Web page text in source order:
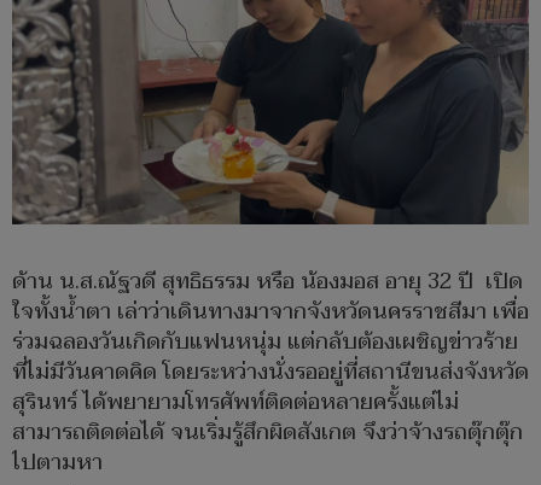
ด้าน น.ส.ณัฐวดี สุทธิธรรม หรือ น้องมอส อายุ 32 ปี เปิด
ใจทั้งน้ำตา เล่าว่าเดินทางมาจากจังหวัดนครราชสีมา เพื่อ
ร่วมฉลองวันเกิดกับแฟนหนุ่ม แต่กลับต้องเผชิญข่าวร้าย
ที่ไม่มีวันคาดคิด โดยระหว่างนั่งรออยู่ที่สถานีขนส่งจังหวัด
สุรินทร์ ได้พยายามโทรศัพท์ติดต่อหลายครั้งแต่ไม่
สามารถติดต่อได้ จนเริ่มรู้สึกผิดสังเกต จึงว่าจ้างรถตุ๊กตุ๊ก
ไปตามหา